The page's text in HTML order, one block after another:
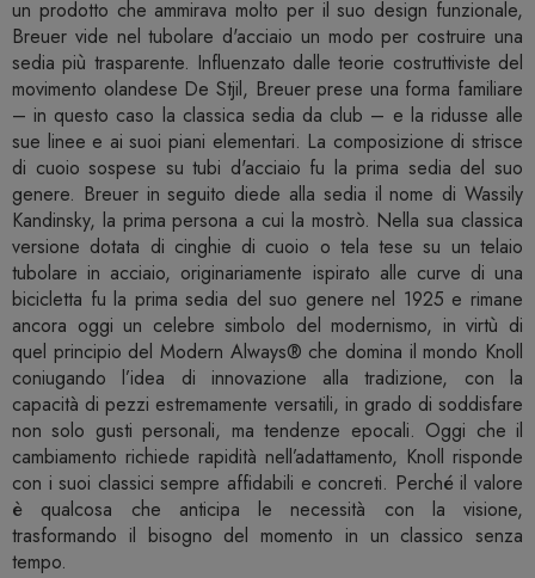
un prodotto che ammirava molto per il suo design funzionale,
Breuer vide nel tubolare d'acciaio un modo per costruire una
sedia più trasparente. Influenzato dalle teorie costruttiviste del
movimento olandese De Stjil, Breuer prese una forma familiare
– in questo caso la classica sedia da club – e la ridusse alle
sue linee e ai suoi piani elementari. La composizione di strisce
di cuoio sospese su tubi d'acciaio fu la prima sedia del suo
genere. Breuer in seguito diede alla sedia il nome di Wassily
Kandinsky, la prima persona a cui la mostrò. Nella sua classica
versione dotata di cinghie di cuoio o tela tese su un telaio
tubolare in acciaio, originariamente ispirato alle curve di una
bicicletta fu la prima sedia del suo genere nel 1925 e rimane
ancora oggi un celebre simbolo del modernismo, in virtù di
quel principio del Modern Always® che domina il mondo Knoll
coniugando l’idea di innovazione alla tradizione, con la
capacità di pezzi estremamente versatili, in grado di soddisfare
non solo gusti personali, ma tendenze epocali. Oggi che il
cambiamento richiede rapidità nell’adattamento, Knoll risponde
con i suoi classici sempre affidabili e concreti. Perché il valore
è qualcosa che anticipa le necessità con la visione,
trasformando il bisogno del momento in un classico senza
tempo.